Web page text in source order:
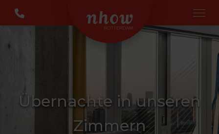
Übernachte in unseren
Zimmern